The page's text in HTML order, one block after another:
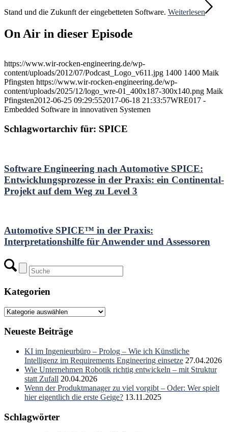
Stand und die Zukunft der eingebetteten Software. Weiterlesen
On Air in dieser Episode
https://www.wir-rocken-engineering.de/wp-
content/uploads/2012/07/Podcast_Logo_v611.jpg 1400 1400 Maik
Pfingsten https://www.wir-rocken-engineering.de/wp-
content/uploads/2025/12/logo_wre-01_400x187-300x140.png Maik
Pfingsten2012-06-25 09:29:552017-06-18 21:33:57WRE017 -
Embedded Software in innovativen Systemen
Schlagwortarchiv für: SPICE
Software Engineering nach Automotive SPICE:
Entwicklungsprozesse in der Praxis: ein Continental-
Projekt auf dem Weg zu Level 3
Automotive SPICE™ in der Praxis:
Interpretationshilfe für Anwender und Assessoren
Kategorien
Kategorien
Neueste Beiträge
KI im Ingenieurbüro – Prolog – Wie ich Künstliche
Intelligenz im Requirements Engineering einsetze 27.04.2026
Wie Unternehmen Robotik richtig entwickeln – mit Struktur
statt Zufall 20.04.2026
Wenn der Produktmanager zu viel vorgibt – Oder: Wer spielt
hier eigentlich die erste Geige? 13.11.2025
Schlagwörter